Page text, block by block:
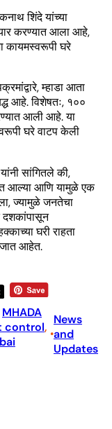
शिंदे यांच्या
करण्यात आला आहे,
कायमस्वरूपी घरे
म्हाडा आता
आहे. विशेषतः, १००
आली आहे. या
घरे वाटप केली
सांगितले की,
आल्या आणि यामुळे एक
ज्यामुळे जनतेचा
दशकांपासून
घरी राहता
जात आहेत.
MHADA
control •
News
and
Updates